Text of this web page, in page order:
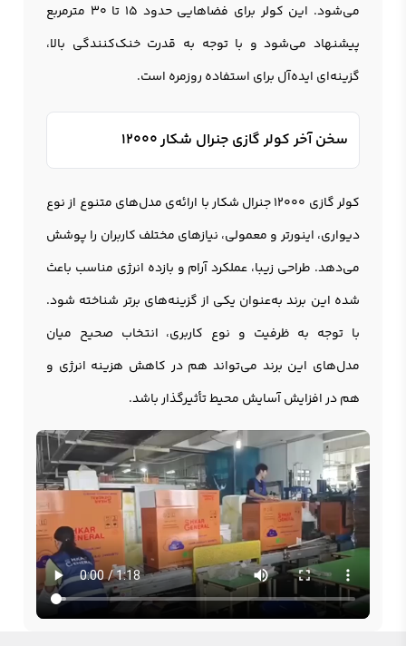
می‌شود. این کولر برای فضاهایی حدود 15 تا 30 مترمربع
پیشنهاد می‌شود و با توجه به قدرت خنک‌کنندگی بالا،
گزینه‌ای ایده‌آل برای استفاده روزمره است.
سخن آخر کولر گازی جنرال شکار 12000
کولر گازی 12000 جنرال شکار با ارائه‌ی مدل‌های متنوع از نوع
دیواری، اینورتر و معمولی، نیازهای مختلف کاربران را پوشش
می‌دهد. طراحی زیبا، عملکرد آرام و بازده انرژی مناسب باعث
شده این برند به‌عنوان یکی از گزینه‌های برتر شناخته شود.
با توجه به ظرفیت و نوع کاربری، انتخاب صحیح میان
مدل‌های این برند می‌تواند هم در کاهش هزینه انرژی و
هم در افزایش آسایش محیط تأثیرگذار باشد.